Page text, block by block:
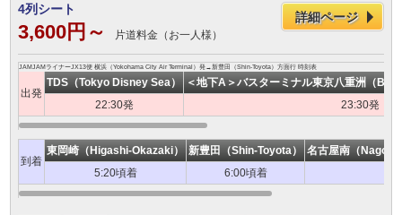
4列シート
3,600円～ 片道料金（お一人様）
詳細ページ
JAMJAMライナーJX13便 横浜（Yokohama City Air Terminal）発→新豊田（Shin-Toyota）方面行 時刻表
出発
TDS（Tokyo Disney Sea）
＜地下A＞バスターミナル東京八重洲（
22:30発
23:30発
到着
東岡崎（Higashi-Okazaki） 新豊田（Shin-Toyota）
名古屋南（
5:20頃着
6:00頃着